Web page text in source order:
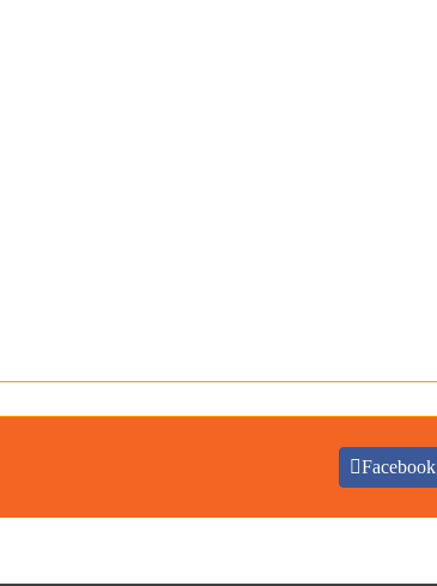
Facebook